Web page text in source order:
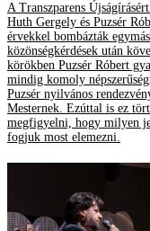
A Transzparens
Huth Gergely és Puzsér
érvekkel bombázták
közönségkérdések után
körökben Puzsér Róbert
mindig komoly
Puzsér nyilvános
Mesternek. Ezúttal is ez
megfigyelni, hogy milyen
fogjuk most elemezni.